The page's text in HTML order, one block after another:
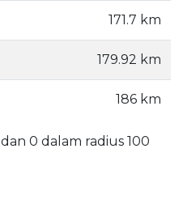
171.7 km
179.92 km
186 km
dan 0 dalam radius 100